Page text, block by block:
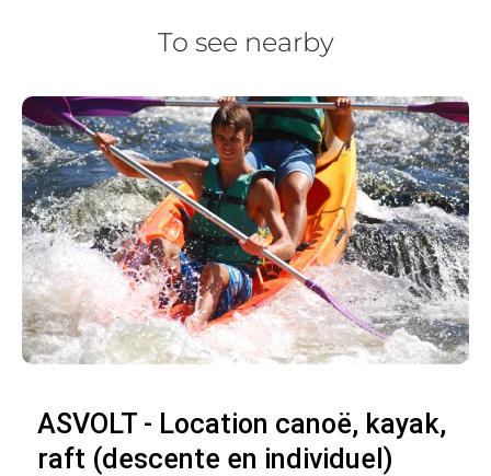
To see nearby
ASVOLT - Location canoë, kayak,
raft (descente en individuel)